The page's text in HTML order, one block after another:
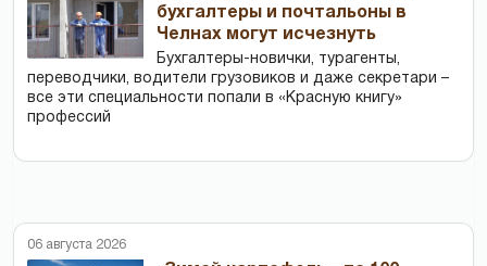
бухгалтеры и почтальоны в
Челнах могут исчезнуть
Бухгалтеры-новички, тур­агенты,
переводчики, водители грузовиков и даже секретари –
все эти специальности попали в «Красную книгу»
профессий
06 августа 2026